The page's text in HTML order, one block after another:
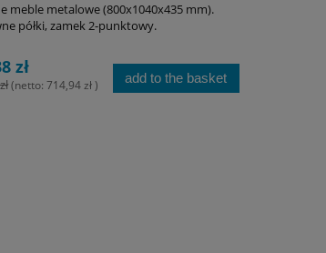
meble metalowe (800x1040x435 mm).
półki, zamek 2-punktowy.
zł
(netto: 714,94 zł ) add to the basket